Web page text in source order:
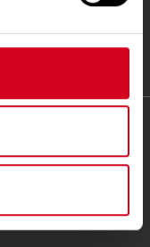
Göteborg